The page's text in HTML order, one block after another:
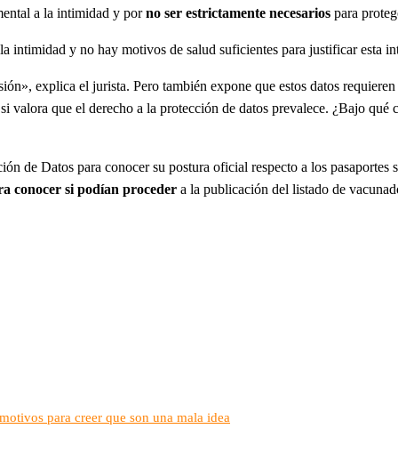
a la intimidad y porno ser estrictamente necesarios para
intimidad y no hay motivos de salud suficientes para justificar esta
explica el jurista. Pero también expone que estos datos
que el derecho a la protección de datos prevalece. ¿Bajo qué
de Datos para conocer su postura oficial respecto a los
conocer si podían proceder a la publicación del listado de
para creer que son una mala idea